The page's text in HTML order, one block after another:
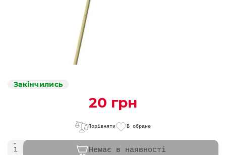
Закінчились
20 грн
Порівняти В обране
Немає в наявності